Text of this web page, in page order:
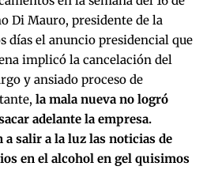
Di Mauro, presidente de la
días el anuncio presidencial que
implicó la cancelación del
y ansiado proceso de
la mala nueva no logró
adelante la empresa.
a salir a la luz las noticias de
en el alcohol en gel quisimos